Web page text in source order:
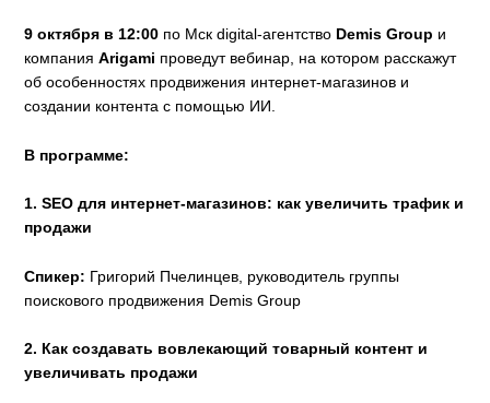
9 октября в 12:00 по Мск digital-агентство Demis Group и
компанияArigami проведут вебинар, на котором расскажут
об особенностях продвижения интернет-магазинов и
создании контента с помощью ИИ.
В программе:
1. SEO для интернет-магазинов: как увеличить трафик и
продажи
Спикер: Григорий Пчелинцев, руководитель группы
поискового продвижения Demis Group
2. Как создавать вовлекающий товарный контент и
увеличивать продажи